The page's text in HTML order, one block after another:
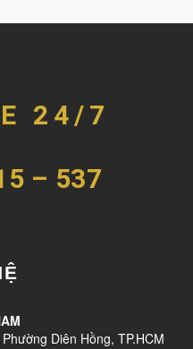
24/7
– 537
Diên Hồng, TP.HCM